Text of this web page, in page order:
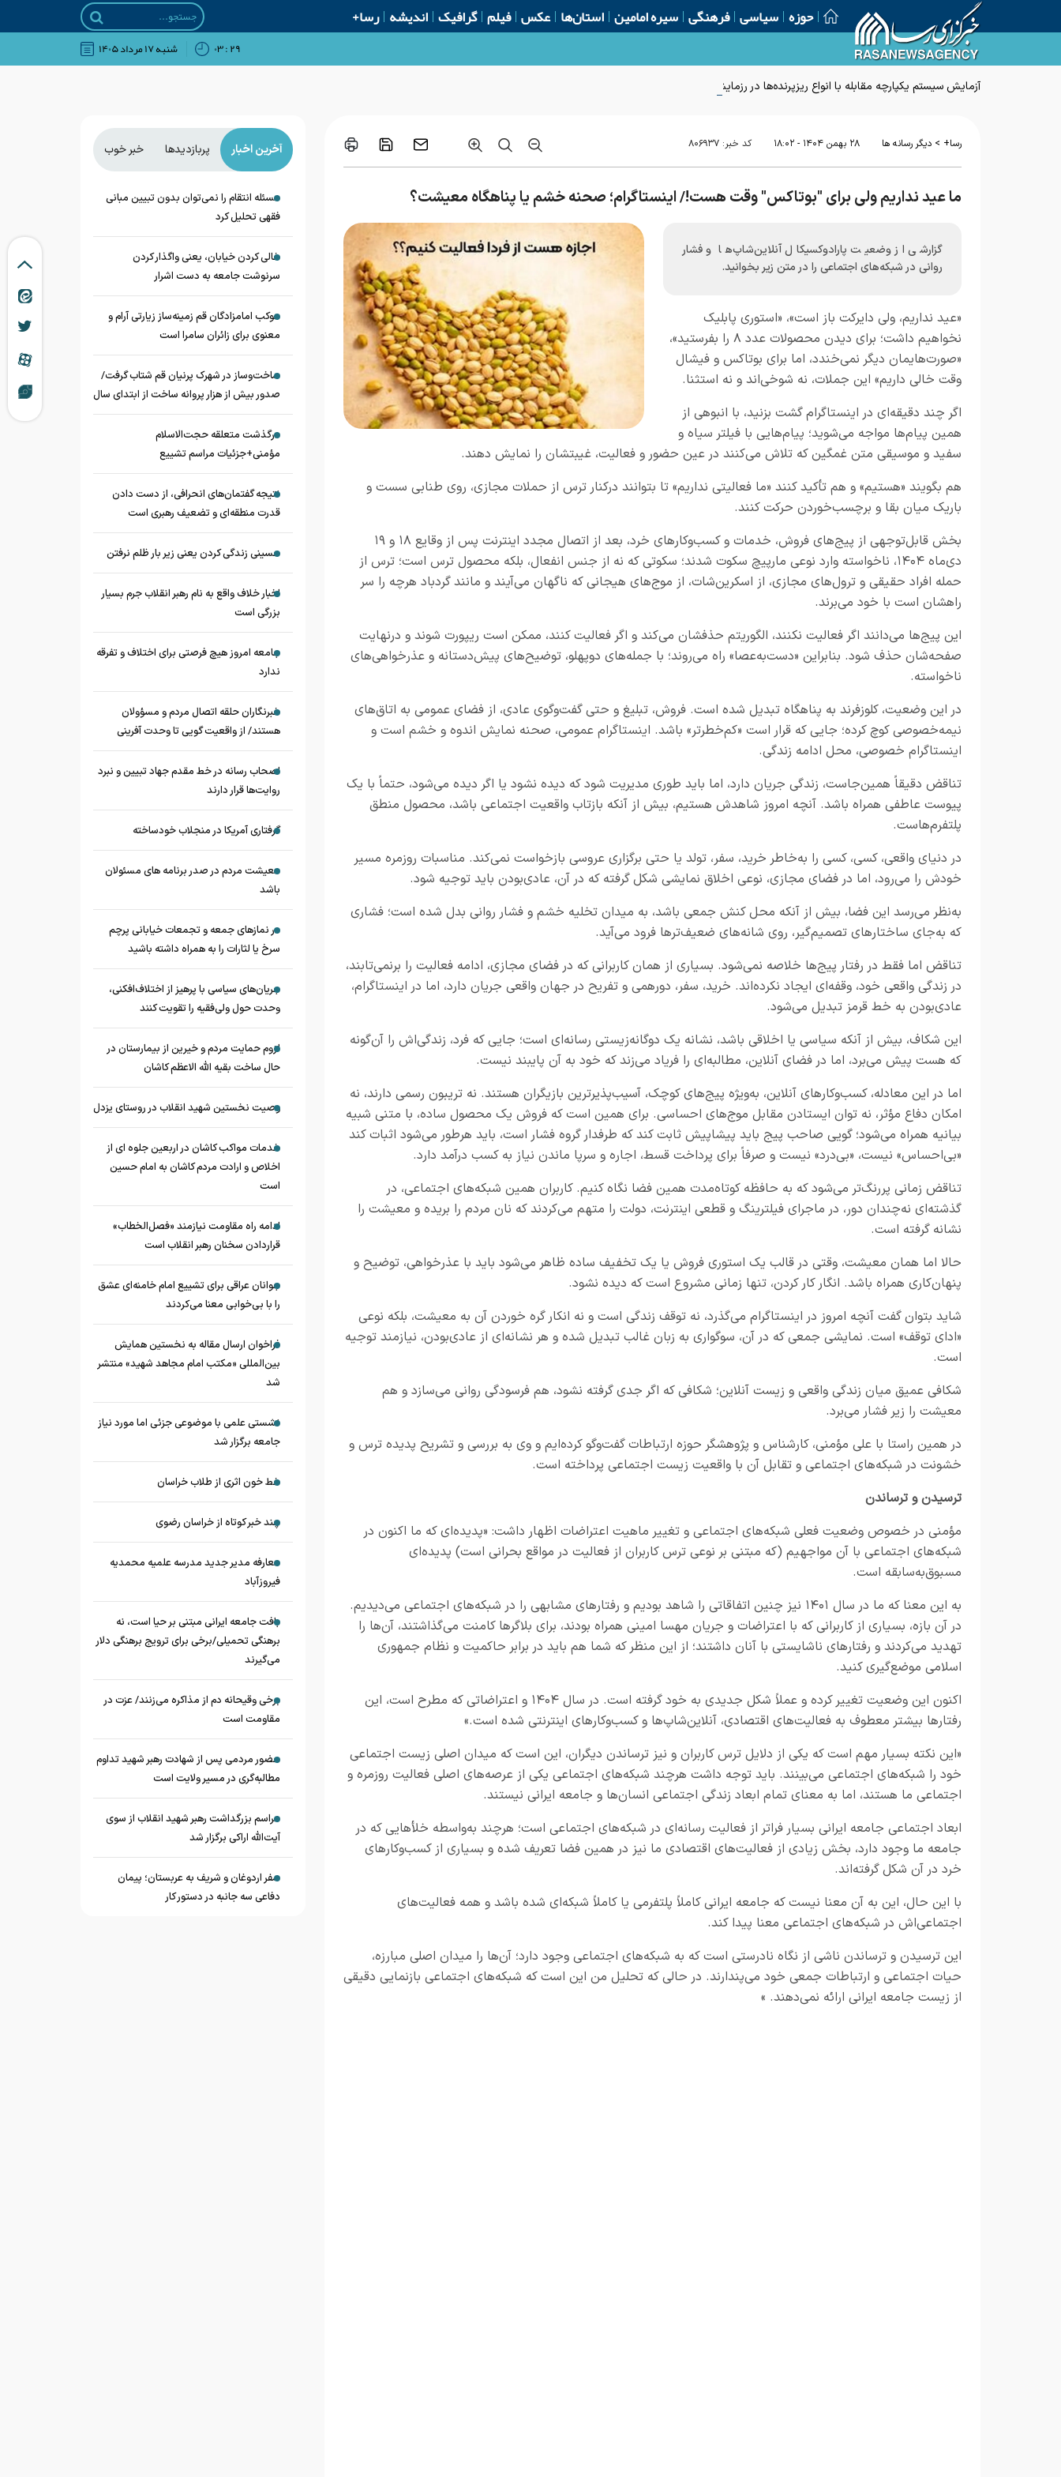
حوزه سیاسی فرهنگی سیره امامین استان‌ها عکس فیلم گرافیک اندیشه رسا+
۲۹ : ۰۳ شنبه ۱۷ مرداد ۱۴۰۵
آزمایش سیستم یکپارچه مقابله با انواع ریزپرنده‌ها در رزمایش امنیتی تهاجمی نزاجا
رسا+ > دیگر رسانه ها ۲۸ بهمن ۱۴۰۴ - ۱۸:۰۲ کد خبر: ۸۰۶۹۳۷
ما عید نداریم ولی برای "بوتاکس" وقت هست!/ اینستاگرام؛ صحنه خشم یا پناهگاه معیشت؟
گزارشی از وضعیت پارادوکسیکال آنلاین‌شاپ‌ها و فشار
روانی در شبکه‌های اجتماعی را در متن زیر بخوانید.
«عید نداریم، ولی دایرکت باز است»، «استوری پابلیک
نخواهیم داشت؛ برای دیدن محصولات عدد ۸ را بفرستید»،
«صورت‌هایمان دیگر نمی‌خندد، اما برای بوتاکس و فیشال
وقت خالی داریم» این جملات، نه شوخی‌اند و نه استثنا.
اگر چند دقیقه‌ای در اینستاگرام گشت بزنید، با انبوهی از
همین پیام‌ها مواجه می‌شوید؛ پیام‌هایی با فیلتر سیاه و
سفید و موسیقی متن غمگین که تلاش می‌کنند در عین حضور و فعالیت، غیبتشان را نمایش دهند.
هم بگویند «هستیم» و هم تأکید کنند «ما فعالیتی نداریم» تا بتوانند درکنار ترس از حملات مجازی، روی طنابی سست و
باریک میان بقا و برچسب‌خوردن حرکت کنند.
بخش قابل‌توجهی از پیج‌های فروش، خدمات و کسب‌وکارهای خرد، بعد از اتصال مجدد اینترنت پس از وقایع ۱۸ و ۱۹
دی‌ماه ۱۴۰۴، ناخواسته وارد نوعی مارپیچ سکوت شدند؛ سکوتی که نه از جنس انفعال، بلکه محصول ترس است؛ ترس از
حمله افراد حقیقی و ترول‌های مجازی، از اسکرین‌شات، از موج‌های هیجانی که ناگهان می‌آیند و مانند گردباد هرچه را سر
راهشان است با خود می‌برند.
این پیج‌ها می‌دانند اگر فعالیت نکنند، الگوریتم حذفشان می‌کند و اگر فعالیت کنند، ممکن است ریپورت شوند و درنهایت
صفحه‌شان حذف شود. بنابراین «دست‌به‌عصا» راه ‌می‌روند؛ با جمله‌های دوپهلو، توضیح‌های پیش‌دستانه و عذرخواهی‌های
ناخواسته.
در این وضعیت، کلوزفرند به پناهگاه تبدیل شده است. فروش، تبلیغ و حتی گفت‌وگوی عادی، از فضای عمومی به اتاق‌های
نیمه‌خصوصی کوچ کرده؛ جایی که قرار است «کم‌خطرتر» باشد. اینستاگرام عمومی، صحنه نمایش اندوه و خشم است و
اینستاگرام خصوصی، محل ادامه زندگی.
تناقض دقیقاً همین‌جاست، زندگی جریان دارد، اما باید طوری مدیریت شود که دیده نشود یا اگر دیده می‌شود، حتماً با یک
پیوست عاطفی همراه باشد. آنچه امروز شاهدش هستیم، بیش از آنکه بازتاب واقعیت اجتماعی باشد، محصول منطق
پلتفرم‌هاست.
در دنیای واقعی، کسی، کسی را به‌خاطر خرید، سفر، تولد یا حتی برگزاری عروسی بازخواست نمی‌کند. مناسبات روزمره مسیر
خودش را می‌رود، اما در فضای مجازی، نوعی اخلاق نمایشی شکل گرفته که در آن، عادی‌بودن باید توجیه شود.
به‌نظر می‌رسد این فضا، بیش از آنکه محل کنش جمعی باشد، به میدان تخلیه خشم و فشار روانی بدل شده است؛ فشاری
که به‌جای ساختارهای تصمیم‌گیر، روی شانه‌های ضعیف‌ترها فرود می‌آید.
تناقض اما فقط در رفتار پیج‌ها خلاصه نمی‌شود. بسیاری از همان کاربرانی که در فضای مجازی، ادامه فعالیت را برنمی‌تابند،
در زندگی واقعی خود، وقفه‌ای ایجاد نکرده‌اند. خرید، سفر، دورهمی و تفریح در جهان واقعی جریان دارد، اما در اینستاگرام،
عادی‌بودن به خط قرمز تبدیل می‌شود.
این شکاف، بیش از آنکه سیاسی یا اخلاقی باشد، نشانه یک دوگانه‌زیستی رسانه‌ای است؛ جایی که فرد، زندگی‌اش را آن‌گونه
که هست پیش می‌برد، اما در فضای آنلاین، مطالبه‌ای را فریاد می‌زند که خود به آن پایبند نیست.
اما در این معادله، کسب‌وکارهای آنلاین، به‌ویژه پیج‌های کوچک، آسیب‌پذیرترین بازیگران هستند. نه تریبون رسمی دارند، نه
امکان دفاع مؤثر، نه توان ایستادن مقابل موج‌های احساسی. برای همین است که فروش یک محصول ساده، با متنی شبیه
بیانیه همراه می‌شود؛ گویی صاحب پیج باید پیشاپیش ثابت کند که طرفدار گروه فشار است، باید هرطور می‌شود اثبات کند
«بی‌احساس» نیست، «بی‌درد» نیست و صرفاً برای پرداخت قسط، اجاره و سرپا ماندن نیاز به کسب درآمد دارد.
تناقض زمانی پررنگ‌تر می‌شود که به حافظه کوتاه‌مدت همین فضا نگاه کنیم. کاربران همین شبکه‌های اجتماعی، در
گذشته‌ای نه‌چندان دور، در ماجرای فیلترینگ و قطعی اینترنت، دولت را متهم می‌کردند که نان مردم را بریده و معیشت را
نشانه گرفته است.
حالا اما همان معیشت، وقتی در قالب یک استوری فروش یا یک تخفیف ساده ظاهر می‌شود باید با عذرخواهی، توضیح و
پنهان‌کاری همراه باشد. انگار کار کردن، تنها زمانی مشروع است که دیده نشود.
شاید بتوان گفت آنچه امروز در اینستاگرام می‌گذرد، نه توقف زندگی است و نه انکار گره خوردن آن به معیشت، بلکه نوعی
«ادای توقف» است. نمایشی جمعی که در آن، سوگواری به زبان غالب تبدیل شده و هر نشانه‌ای از عادی‌بودن، نیازمند توجیه
است.
شکافی عمیق میان زندگی واقعی و زیست آنلاین؛ شکافی که اگر جدی گرفته نشود، هم فرسودگی روانی می‌سازد و هم
معیشت را زیر فشار می‌برد.
در همین راستا با علی مؤمنی، کارشناس و پژوهشگر حوزه ارتباطات گفت‌وگو کرده‌ایم و وی به بررسی و تشریح پدیده ترس و
خشونت در شبکه‌های اجتماعی و تقابل آن با واقعیت زیست اجتماعی پرداخته است.
ترسیدن و ترساندن
مؤمنی در خصوص وضعیت فعلی شبکه‌های اجتماعی و تغییر ماهیت اعتراضات اظهار داشت: «پدیده‌ای که ما اکنون در
شبکه‌های اجتماعی با آن مواجهیم (که مبتنی بر نوعی ترس کاربران از فعالیت در مواقع بحرانی است) پدیده‌ای
مسبوق‌به‌سابقه است.
به این معنا که ما در سال ۱۴۰۱ نیز چنین اتفاقاتی را شاهد بودیم و رفتارهای مشابهی را در شبکه‌های اجتماعی می‌دیدیم.
در آن بازه، بسیاری از کاربرانی که با اعتراضات و جریان مهسا امینی همراه بودند، برای بلاگرها کامنت می‌گذاشتند، آن‌ها را
تهدید می‌کردند و رفتارهای ناشایستی با آنان داشتند؛ از این منظر که شما هم باید در برابر حاکمیت و نظام جمهوری
اسلامی موضع‌گیری کنید.
اکنون این وضعیت تغییر کرده و عملاً شکل جدیدی به خود گرفته است. در سال ۱۴۰۴ و اعتراضاتی که مطرح است، این
رفتارها بیشتر معطوف به فعالیت‌های اقتصادی، آنلاین‌شاپ‌ها و کسب‌وکارهای اینترنتی شده است.»
«این نکته بسیار مهم است که یکی از دلایل ترس کاربران و نیز ترساندن دیگران، این است که میدان اصلی زیست اجتماعی
خود را شبکه‌های اجتماعی می‌بینند. باید توجه داشت هرچند شبکه‌های اجتماعی یکی از عرصه‌های اصلی فعالیت روزمره و
اجتماعی ما هستند، اما به معنای تمام ابعاد زندگی اجتماعی انسان‌ها و جامعه ایرانی نیستند.
ابعاد اجتماعی جامعه ایرانی بسیار فراتر از فعالیت رسانه‌ای در شبکه‌های اجتماعی است؛ هرچند به‌واسطه خلأ‌هایی که در
جامعه ما وجود دارد، بخش زیادی از فعالیت‌های اقتصادی ما نیز در همین فضا تعریف شده و بسیاری از کسب‌وکارهای
خرد در آن شکل گرفته‌اند.
با این حال، این به آن معنا نیست که جامعه ایرانی کاملاً پلتفرمی یا کاملاً شبکه‌ای شده باشد و همه فعالیت‌های
اجتماعی‌اش در شبکه‌های اجتماعی معنا پیدا کند.
این ترسیدن و ترساندن ناشی از نگاه نادرستی است که به شبکه‌های اجتماعی وجود دارد؛ آن‌ها را میدان اصلی مبارزه،
حیات اجتماعی و ارتباطات جمعی خود می‌پندارند. در حالی که تحلیل من این است که شبکه‌های اجتماعی بازنمایی دقیقی
از زیست جامعه ایرانی ارائه نمی‌دهند. »
آخرین اخبار پربازدیدها خبر خوب
مسئله انتقام را نمی‌توان بدون تبیین مبانی
فقهی تحلیل کرد
خالی کردن خیابان، یعنی واگذار کردن
سرنوشت جامعه به دست اشرار
موکب امامزادگان قم زمینه‌ساز زیارتی آرام و
معنوی برای زائران سامرا است
ساخت‌وساز در شهرک پرنیان قم شتاب گرفت/
صدور بیش از هزار پروانه ساخت از ابتدای سال
درگذشت متعلقه حجت‌الاسلام
مؤمنی+جزئیات مراسم تشییع
نتیجه گفتمان‌های انحرافی، از دست دادن
قدرت منطقه‌ای و تضعیف رهبری است
حسینی زندگی کردن یعنی زیر بار ظلم نرفتن
اخبار خلاف واقع به نام رهبر انقلاب جرم بسیار
بزرگی است
جامعه امروز هیچ فرصتی برای اختلاف و تفرقه
ندارد
خبرنگاران حلقه اتصال مردم و مسؤولان
هستند/ از واقعیت گویی تا وحدت آفرینی
اصحاب رسانه در خط مقدم جهاد تبیین و نبرد
روایت‌ها قرار دارند
گرفتاری آمریکا در منجلاب خودساخته
معیشت مردم در صدر برنامه های مسئولان
باشد
در نماز‌های جمعه و تجمعات خیابانی پرچم
سرخ یا لثارات را به همراه داشته باشید
جریان‌های سیاسی با پرهیز از اختلاف‌افکنی،
وحدت حول ولی‌فقیه را تقویت کنند
لزوم حمایت مردم و خیرین از بیمارستان در
حال ساخت بقیه الله الاعظم کاشان
وصیت نخستین شهید انقلاب در روستای یزدل
خدمات مواکب کاشان در اربعین جلوه ای از
اخلاص و ارادت مردم کاشان به امام حسین
است
ادامه راه مقاومت نیازمند «فصل‌الخطاب»
قراردادن سخنان رهبر انقلاب است
جوانان عراقی برای تشییع امام خامنه‌ای عشق
را با بی‌خوابی معنا می‌کردند
فراخوان ارسال مقاله به نخستین همایش
بین‌المللی «مکتب امام مجاهد شهید» منتشر
شد
نشستی علمی با موضوعی جزئی اما مورد نیاز
جامعه برگزار شد
خط خون اثری از طلاب خراسان
چند خبر کوتاه از خراسان رضوی
معارفه مدیر جدید مدرسه علمیه محمدیه
فیروزآباد
بافت جامعه ایرانی مبتنی بر حیا است، نه
برهنگی تحمیلی/برخی برای ترویج برهنگی دلار
می‌گیرند
برخی وقیحانه دم از مذاکره می‌زنند/ عزت در
مقاومت است
حضور مردمی پس از شهادت رهبر شهید تداوم
مطالبه‌گری در مسیر ولایت است
مراسم بزرگداشت رهبر شهید انقلاب از سوی
آیت‌الله اراکی برگزار شد
سفر اردوغان و شریف به عربستان؛ پیمان
دفاعی سه جانبه در دستور کار